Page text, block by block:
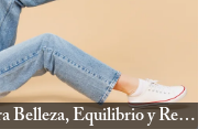
Horóscopo Semanal Temporada Libra Belleza, Equilibrio y Relaciones